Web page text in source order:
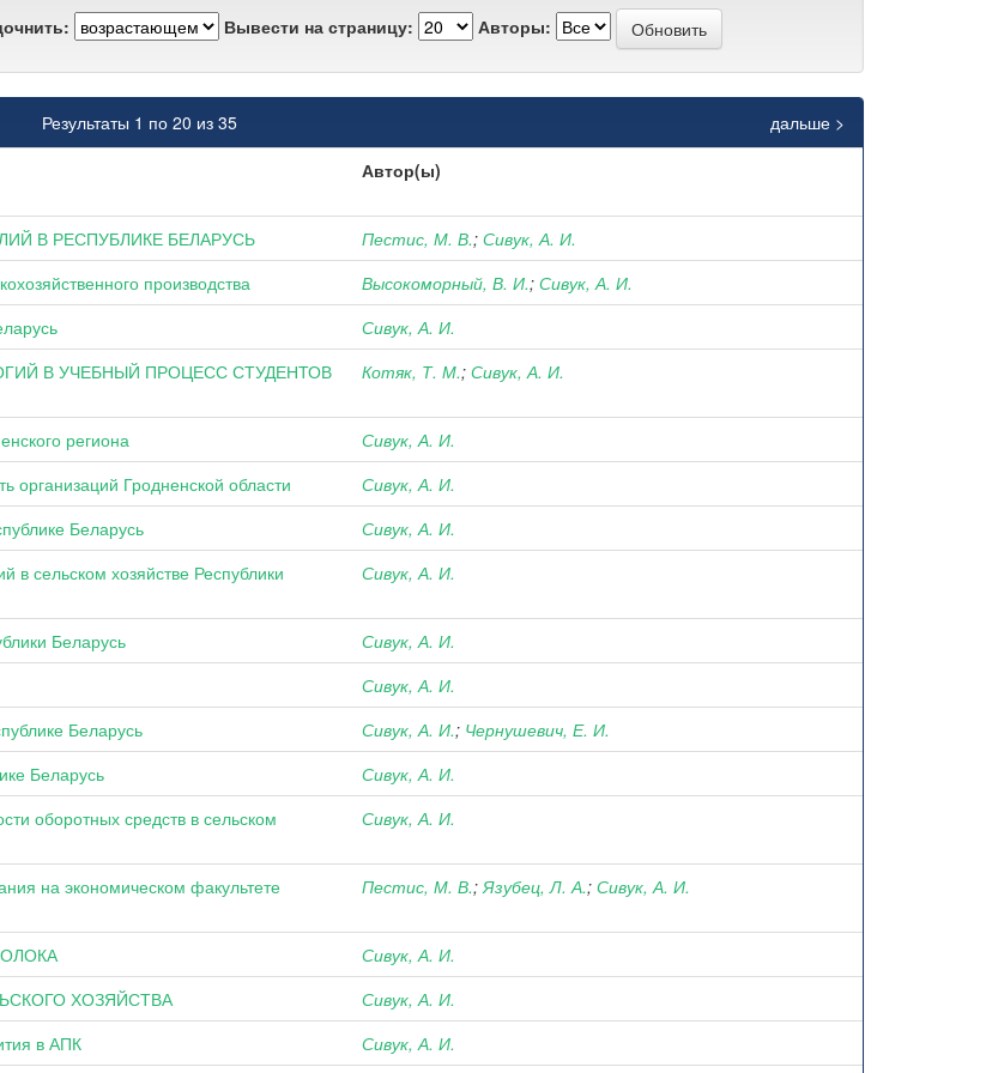
Вывести на страницу: Авторы:
Результаты 1 по 20 из 35
дальше >
Автор(ы)
В РЕСПУБЛИКЕ БЕЛАРУСЬ Пестис, М. В.; Сивук, А. И.
производства Высокоморный, В. И.; Сивук, А. И.
Сивук, А. И.
В УЧЕБНЫЙ ПРОЦЕСС СТУДЕНТОВ
Котяк, Т. М.; Сивук, А. И.
региона
Сивук, А. И.
организаций Гродненской области
Сивук, А. И.
Беларусь
Сивук, А. И.
в сельском хозяйстве Республики
Сивук, А. И.
Беларусь
Сивук, А. И.
Сивук, А. И.
Беларусь Сивук, А. И.; Чернушевич, Е. И.
Беларусь
Сивук, А. И.
оборотных средств в сельском
Сивук, А. И.
на экономическом факультете
Пестис, М. В.;Язубец, Л. А.; Сивук, А. И.
Сивук, А. И.
ХОЗЯЙСТВА
Сивук, А. И.
в АПК Сивук, А. И.